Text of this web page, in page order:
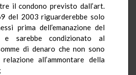
il condono previsto dall’art.
del 2003 riguarderebbe solo
prima dell’emanazione del
e sarebbe condizionato al
di denaro che non sono
all’ammontare della